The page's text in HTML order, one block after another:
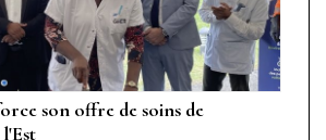
son offre de soins de